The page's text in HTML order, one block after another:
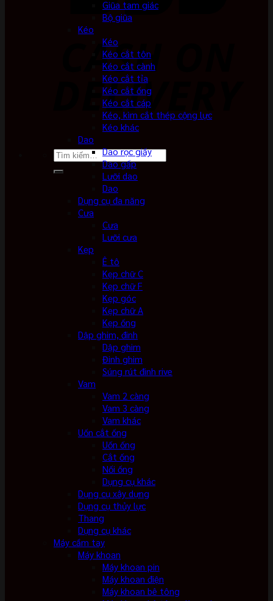
Tìm
Giũa tam giác
Bộ giũa
Kéo
Kéo
Kéo cắt tôn
Kéo cắt cành
Kéo cắt tỉa
Kéo cắt ống
Kéo cắt cáp
Kéo, kìm cắt thép cộng lực
Kéo khác
Dao
Dao rọc giấy
Dao gấp
Lưỡi dao
Dao
Dụng cụ đa năng
Cưa
Cưa
Lưỡi cưa
Kẹp
Ê tô
Kẹp chữ C
Kẹp chữ F
Kẹp góc
Kẹp chữ A
Kẹp ống
Dập ghim, đinh
Dập ghim
Đinh ghim
Súng rút đinh rive
Vam
Vam 2 càng
Vam 3 càng
Vam khác
Uốn cắt ống
Uốn ống
Cắt ống
Nối ống
Dụng cụ khác
Dụng cụ xây dựng
Dụng cụ thủy lực
Thang
Dụng cụ khác
Máy cầm tay
Máy khoan
Máy khoan pin
Máy khoan điện
Máy khoan bê tông